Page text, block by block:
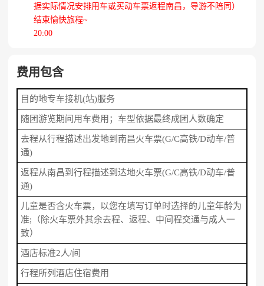
据实际情况安排用车或买动车票返程南昌，导游不陪同）
结束愉快旅程~
20:00
费用包含
目的地专车接机(站)服务
随团游览期间用车费用；车型依据最终成团人数确定
去程从行程描述出发地到南昌火车票(G/C高铁/D动车/普
通)
返程从南昌到行程描述到达地火车票(G/C高铁/D动车/普
通)
儿童是否含火车票，以您在填写订单时选择的儿童年龄为
准;（除火车票外其余去程、返程、中间程交通与成人一
致）
酒店标准2人/间
行程所列酒店住宿费用